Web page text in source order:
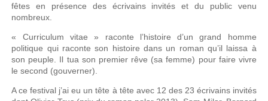
fêtes en présence des écrivains invités et du public venu
nombreux.
« Curriculum vitae » raconte l’histoire d’un grand homme
politique qui raconte son histoire dans un roman qu’il laissa à
son peuple. Il tua son premier rêve (sa femme) pour faire vivre
le second (gouverner).
A ce festival j’ai eu un tête à tête avec 12 des 23 écrivains invités